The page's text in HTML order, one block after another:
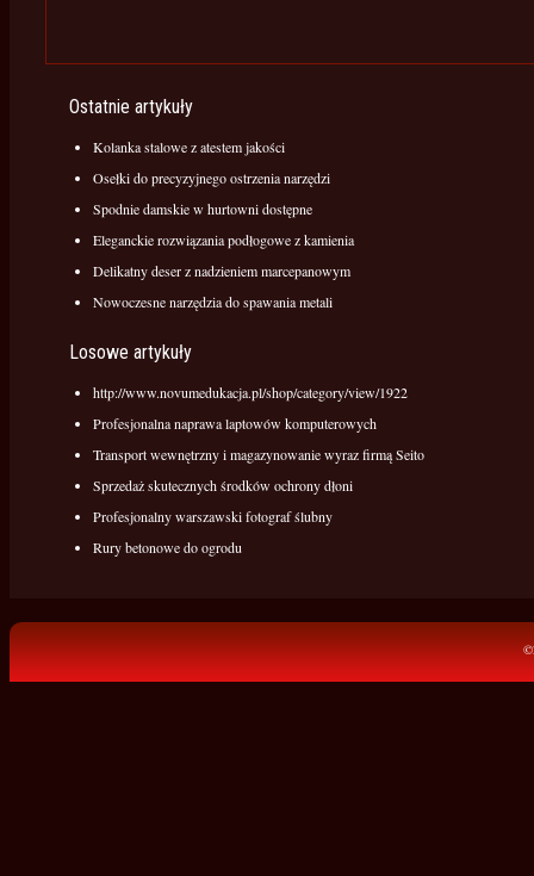
Ostatnie artykuły
Kolanka stalowe z atestem jakości
Osełki do precyzyjnego ostrzenia narzędzi
Spodnie damskie w hurtowni dostępne
Eleganckie rozwiązania podłogowe z kamienia
Delikatny deser z nadzieniem marcepanowym
Nowoczesne narzędzia do spawania metali
Losowe artykuły
http://www.novumedukacja.pl/shop/category/view/1922
Profesjonalna naprawa laptowów komputerowych
Transport wewnętrzny i magazynowanie wyraz firmą Seito
Sprzedaż skutecznych środków ochrony dłoni
Profesjonalny warszawski fotograf ślubny
Rury betonowe do ogrodu